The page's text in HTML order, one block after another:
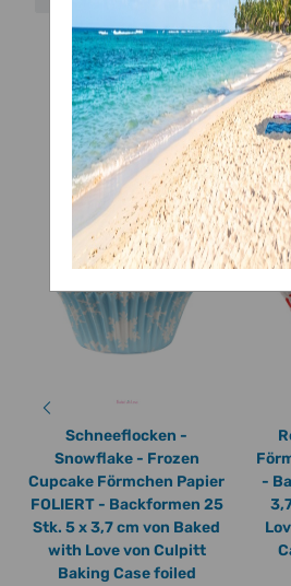
Ähnliche
Schneeflocken -
Snowflake - Frozen
Cupcake Förmchen Papier
FOLIERT - Backformen 25
Stk. 5 x 3,7 cm von Baked
with Love von Culpitt
Baking Case foiled
-